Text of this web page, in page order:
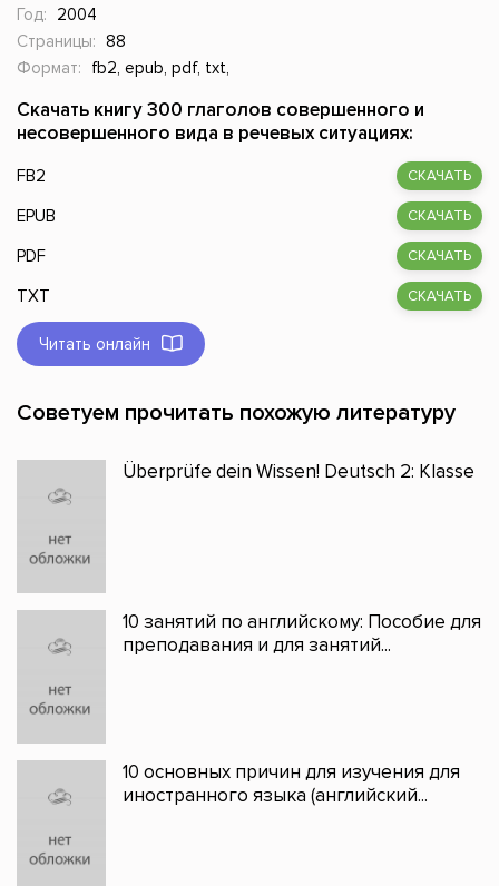
Год:
2004
Страницы: 88
Формат:
fb2, epub, pdf, txt,
Скачать книгу 300 глаголов совершенного и
несовершенного вида в речевых ситуациях:
FB2 СКАЧАТЬ
EPUB СКАЧАТЬ
PDF СКАЧАТЬ
TXT СКАЧАТЬ
Читать онлайн
Советуем прочитать похожую литературу
Überprüfe dein Wissen! Deutsch 2: Klasse
10 занятий по английскому: Пособие для
преподавания и для занятий...
10 основных причин для изучения для
иностранного языка (английский...